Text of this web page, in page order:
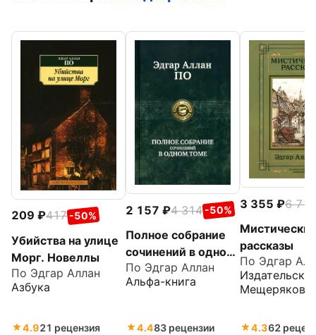
209 417 -50%
Убийства на улице
Морг. Новеллы
По Эдгар Аллан
Азбука
4.921 рецензия
2 157 4 314 -50%
Полное собрание
сочинений в одном
томе
По Эдгар Аллан
Альфа-книга
4.483 рецензии
3 355
6 710
рассказы
По Эдгар
Мещерякова
4.362